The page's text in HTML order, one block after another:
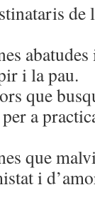
de
i la pau.
que
a
que
i